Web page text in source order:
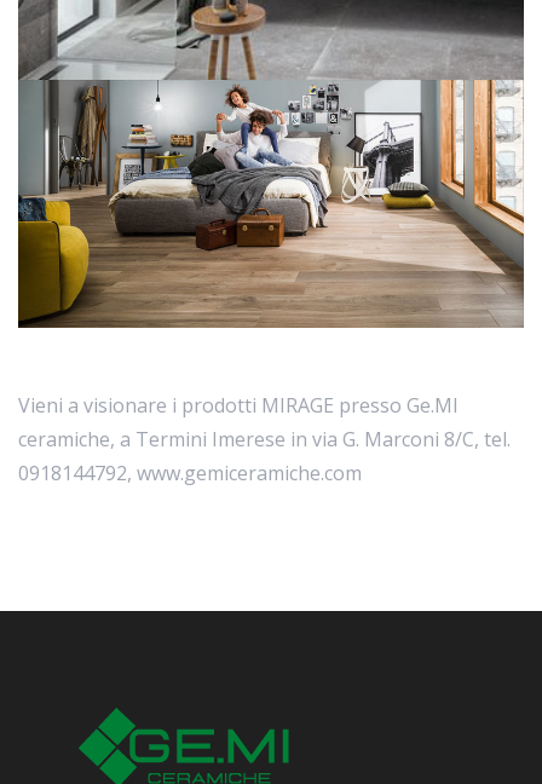
Vieni a visionare i prodotti MIRAGE presso Ge.MI
ceramiche, a Termini Imerese in via G. Marconi 8/C, tel.
0918144792, www.gemiceramiche.com